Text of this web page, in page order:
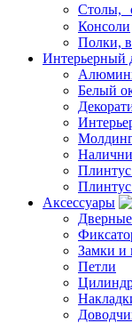
Столы,
Консоли
Полки,
Интерьерный
Белый
Аксессуары
Замки и
Петли